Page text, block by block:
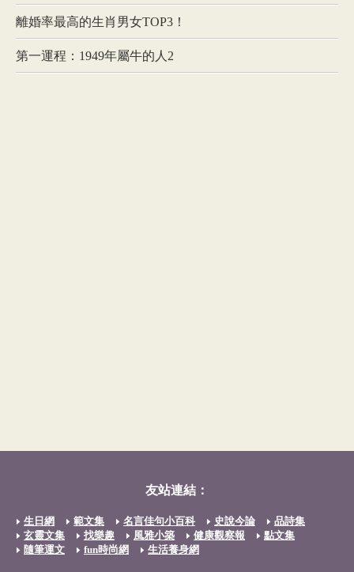
離婚率最高的生肖男女TOP3！
第一運程：1949年屬牛的人2
友站連結：
生日網 範文集 名言佳句小百科 史說今論
品詩集
玄靈文集
找樂趣 風雅小築 健康觀察報
點文集
隨筆運文
fun時尚網 生活養身網